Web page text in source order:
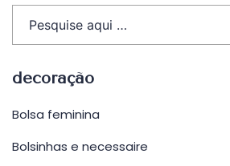
decoração
Bolsa feminina
Bolsinhas e necessaire